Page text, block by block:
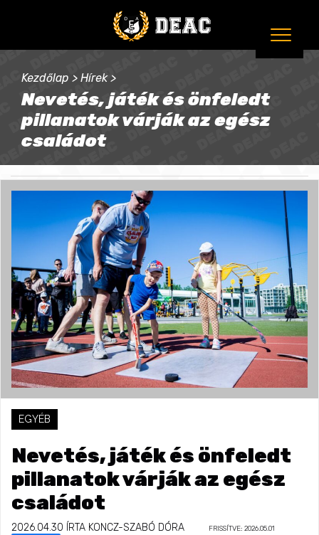
Kezdőlap > Hírek >
Nevetés, játék és önfeledt
pillanatok várják az egész
családot
EGYÉB
Nevetés, játék és önfeledt
pillanatok várják az egész
családot
2026.04.30 ÍRTA KONCZ-SZABÓ DÓRA FRISSÍTVE: 2026.05.01